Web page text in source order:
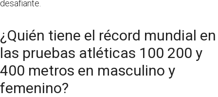
desafiante.
¿Quién tiene el récord mundial en
las pruebas atléticas 100 200 y
400 metros en masculino y
femenino?